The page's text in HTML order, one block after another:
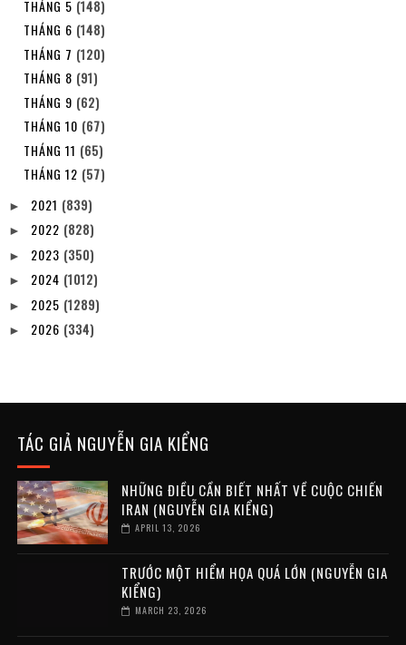
THÁNG 5 (148)
THÁNG 6 (148)
THÁNG 7 (120)
THÁNG 8 (91)
THÁNG 9 (62)
THÁNG 10 (67)
THÁNG 11 (65)
THÁNG 12 (57)
► 2021 (839)
► 2022 (828)
► 2023 (350)
► 2024 (1012)
► 2025 (1289)
► 2026 (334)
TÁC GIẢ NGUYỄN GIA KIỂNG
NHỮNG ĐIỀU CẦN BIẾT NHẤT VỀ CUỘC CHIẾN
IRAN (NGUYỄN GIA KIỂNG)
APRIL 13, 2026
TRƯỚC MỘT HIỂM HỌA QUÁ LỚN (NGUYỄN GIA
KIỂNG)
MARCH 23, 2026